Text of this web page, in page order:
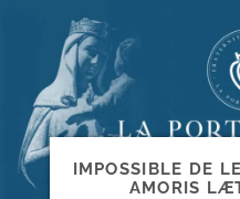
IMPOSSIBLE DE
AMORIS